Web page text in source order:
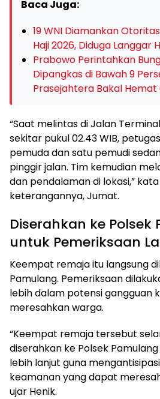
Baca Juga:
19 WNI Diamankan
Haji 2026, Diduga Langgar
Prabowo Perintahkan
Dipangkas di Bawah 9
Prasejahtera Bakal Hemat
“Saat melintas di Jalan
sekitar pukul 02.43 WIB,
pemuda dan satu pemudi
pinggir jalan. Tim kemudian
dan pendalaman di lokasi,”
keterangannya, Jumat.
Diserahkan ke Polsek
untuk Pemeriksaan
Keempat remaja itu langsung
Pamulang. Pemeriksaan
lebih dalam potensi gangguan
meresahkan warga.
“Keempat remaja tersebut
diserahkan ke Polsek
lebih lanjut guna
keamanan yang dapat
ujar Henik.